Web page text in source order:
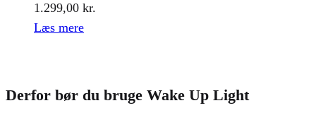
1.299,00 kr.
Læs mere
Derfor bør du bruge Wake Up Light